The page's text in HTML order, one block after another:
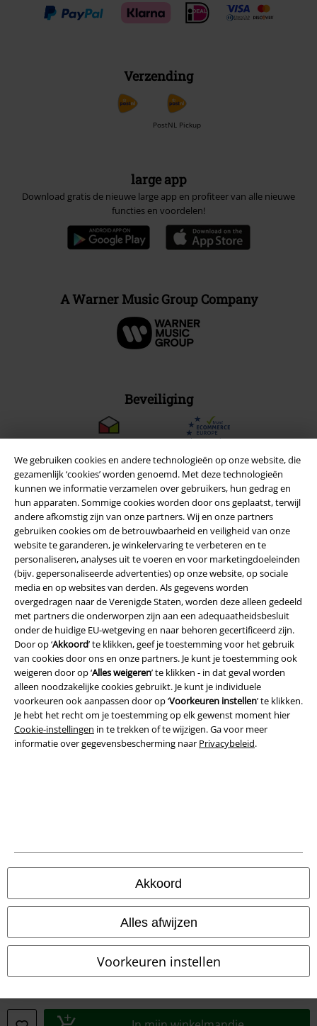
We gebruiken cookies en andere technologieën op onze website, die
gezamenlijk ‘cookies’ worden genoemd. Met deze technologieën
kunnen we informatie verzamelen over gebruikers, hun gedrag en
hun apparaten. Sommige cookies worden door ons geplaatst, terwijl
andere afkomstig zijn van onze partners. Wij en onze partners
gebruiken cookies om de betrouwbaarheid en veiligheid van onze
website te garanderen, je winkelervaring te verbeteren en te
personaliseren, analyses uit te voeren en voor marketingdoeleinden
(bijv. gepersonaliseerde advertenties) op onze website, op sociale
media en op websites van derden. Als gegevens worden
overgedragen naar de Verenigde Staten, worden deze alleen gedeeld
met partners die onderworpen zijn aan een adequaatheidsbesluit
onder de huidige EU-wetgeving en naar behoren gecertificeerd zijn.
Door op ‘Akkoord’ te klikken, geef je toestemming voor het gebruik
van cookies door ons en onze partners. Je kunt je toestemming ook
weigeren door op ‘Alles weigeren’ te klikken - in dat geval worden
alleen noodzakelijke cookies gebruikt. Je kunt je individuele
voorkeuren ook aanpassen door op ‘Voorkeuren instellen’ te klikken.
Je hebt het recht om je toestemming op elk gewenst moment hier
Cookie-instellingen in te trekken of te wijzigen. Ga voor meer
informatie over gegevensbescherming naar Privacybeleid.
Akkoord
Alles afwijzen
Voorkeuren instellen
Verzending
PostNL Pickup
large app
Download gratis de nieuwe large app en profiteer van alle nieuwe
functies en voordelen!
A Warner Music Group Company
Beveiliging
Legal
Algemene Voorwaarden
Bedrijfsgegevens
Privacyverklaring
Verklaring van conformiteit
Alle prijzen incl.wettelijke BTW
© 1986-2026 Large Popmerchandising B.V.
Onze online shops
EMP International